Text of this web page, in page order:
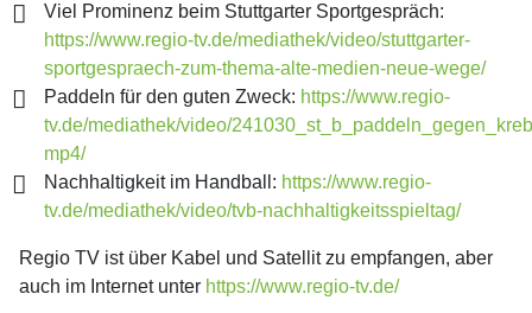
Viel Prominenz beim Stuttgarter Sportgespräch:
https://www.regio-tv.de/mediathek/video/stuttgarter-
sportgespraech-zum-thema-alte-medien-neue-wege/
Paddeln für den guten Zweck: https://www.regio-
tv.de/mediathek/video/
mp4/
Nachhaltigkeit im Handball: https://www.regio-
tv.de/mediathek/video/tvb-nachhaltigkeitsspieltag/
Regio TV ist über Kabel und Satellit zu empfangen, aber
auch im Internet unter https://www.regio-tv.de/